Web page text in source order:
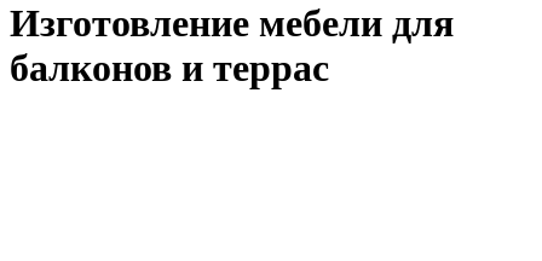
Изготовление мебели для
балконов и террас